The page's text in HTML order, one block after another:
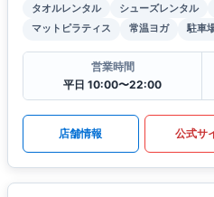
タオルレンタル シューズレンタル
マットピラティス
常温ヨガ 駐車
営業時間
平日 10:00〜22:00
店舗情報 公式サ